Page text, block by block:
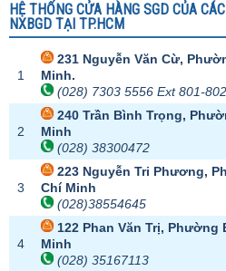
HỆ THỐNG CỬA HÀNG SGD CỦA
NXBGD TẠI TP.HCM
1
231 Nguyễn Văn Cừ,
Minh.
(028) 7303 5556 Ext 801-802
2
240 Trần Bình Trọng,
Minh
(028) 38300472
3
223 Nguyễn Tri Phương,
Chí Minh
(028)38554645
4
122 Phan Văn Trị, Phường
Minh
(028) 35167113